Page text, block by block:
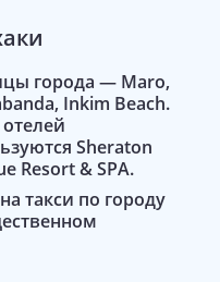
города — Maro,
Inkim Beach.
Sheraton
Resort & SPA.
такси по городу